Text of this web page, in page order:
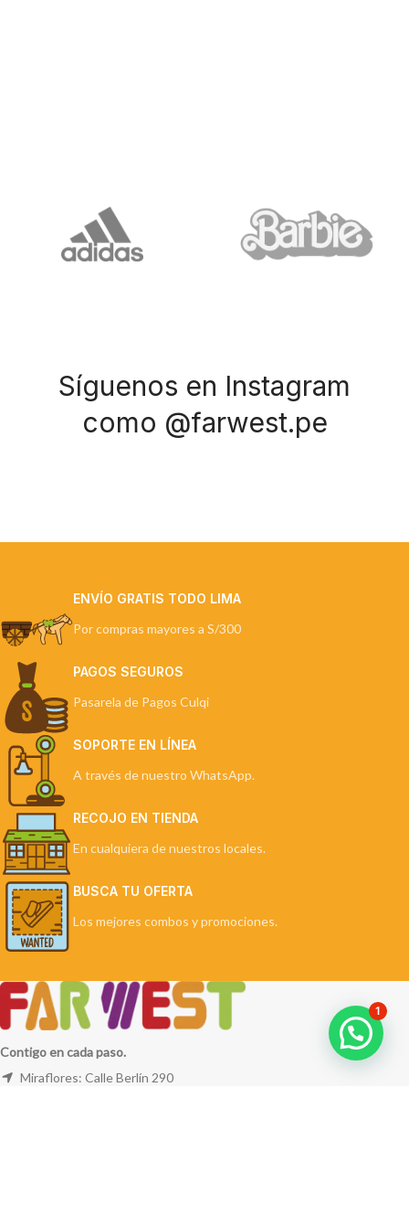
Síguenos en Instagram
como @farwest.pe
ENVÍO GRATIS TODO LIMA
Por compras mayores a S/300
PAGOS SEGUROS
Pasarela de Pagos Culqi
SOPORTE EN LÍNEA
A través de nuestro WhatsApp.
RECOJO EN TIENDA
En cualquiera de nuestros locales.
BUSCA TU OFERTA
Los mejores combos y promociones.
Contigo en cada paso.
Miraflores: Calle Berlín 290
1